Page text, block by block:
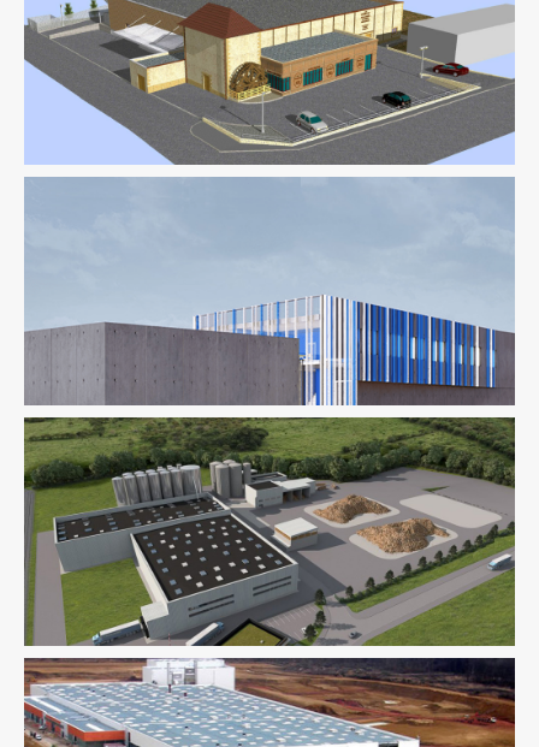
Industrie Ingenierie TCE Pilotage D'opération / MOEX
AMO Industrie Ingenierie TCE
Fluides Industrie Ingenierie TCE Structure Thermique
VRD